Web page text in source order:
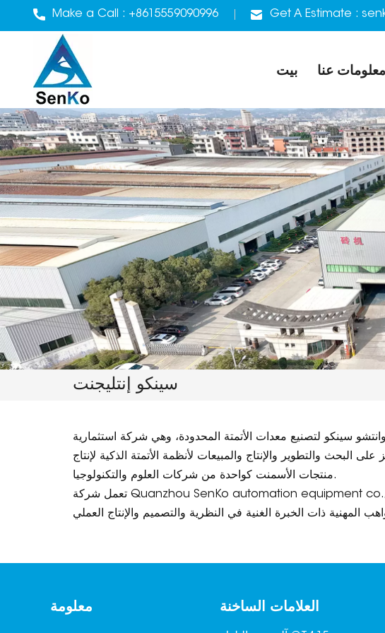
Make a Call : +8615559090996 Get A Estimate :
بيت معلومات عنا
سينكو إنتليجنت
المحدودة، التي تأسست في عام 2017، تنتمي إلى شركة كوانتشو سينكو لتصنيع معدات الأتمتة المحدودة، وهي شركة استثمارية
والتطوير والإنتاج والمبيعات لأنظمة الأتمتة الذكية لإنتاج
منتجات الأسمنت كواحدة من شركات العلوم والتكنولوجيا.
تعمل شركة Quanzhou SenKo automation equipment co., ltd. في مجال التحكم الآلي لمنتجات الأسمنت منذ أكثر من 10 سنوات، ولديها خبرة غنية في التحكم الآلي
معلومة العلامات الساخنة